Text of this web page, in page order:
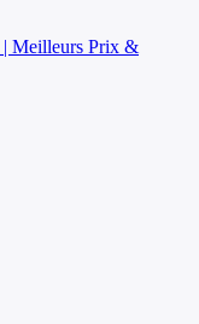
| Meilleurs Prix &